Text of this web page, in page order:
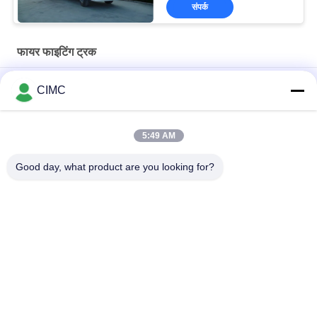
संपर्क
फायर फाइटिंग ट्रक
4x2 ड्राइव सिक्स सीट्स इसुजु चेसिस फोम फायरफाइटिंग ट्रक व्हीकल पंप 60L / s
6000 लीटर पानी की टंकी के साथ 4x2 ड्राइव सिक्स सीट्स म्युनिसिपल फायर-
CIMC
5:49 AM
Good day, what product are you looking for?